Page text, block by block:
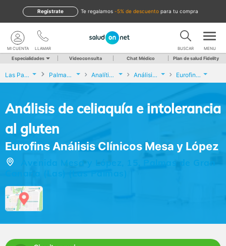
te regalamos -5% de descuento para tu compra
Regístrate
LLAMAR
MI CUENTA BUSCAR MENU
Especialidades Videoconsulta Chat Médico Plan de salud Fidelity
Las Palmas Palmas de Gran Canaria (Las) Analíticas y Genética Análisis de celiaquía e intolerancia al gluten Eurofins Análisis Clínicos Mesa y López
Análisis de celiaquía e intolerancia
al gluten
Eurofins Análisis Clínicos Mesa y López
Avenida Mesa y López, 15, Palmas de Gran
Canaria (Las) (Las Palmas)